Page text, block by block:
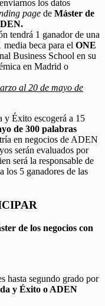
los datos
page de Máster de
tendrá 1 ganador de una
media beca para el ONE
Business School en su
en Madrid o
al 20 de mayo de
y Éxito escogerá a 15
de 300 palabras
en negocios de ADEN
serán evaluados por
será la responsable de
los 5 ganadores de las
de los negocios con
hasta segundo grado por
y Éxito o ADEN